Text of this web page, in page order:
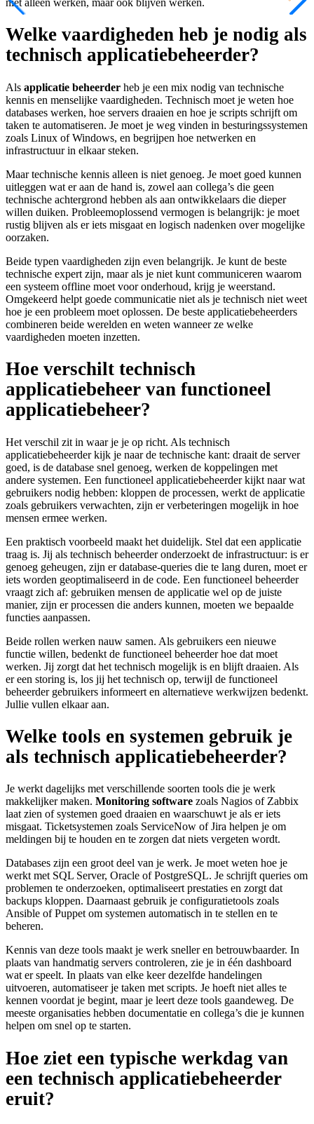
Welke vaardigheden heb je nodig als
technisch applicatiebeheerder?
Als applicatie beheerder heb je een mix nodig van technische
kennis en menselijke vaardigheden. Technisch moet je weten hoe
databases werken, hoe servers draaien en hoe je scripts schrijft om
taken te automatiseren. Je moet je weg vinden in besturingssystemen
zoals Linux of Windows, en begrijpen hoe netwerken en
infrastructuur in elkaar steken.
Maar technische kennis alleen is niet genoeg. Je moet goed kunnen
uitleggen wat er aan de hand is, zowel aan collega’s die geen
technische achtergrond hebben als aan ontwikkelaars die dieper
willen duiken. Probleemoplossend vermogen is belangrijk: je moet
rustig blijven als er iets misgaat en logisch nadenken over mogelijke
oorzaken.
Beide typen vaardigheden zijn even belangrijk. Je kunt de beste
technische expert zijn, maar als je niet kunt communiceren waarom
een systeem offline moet voor onderhoud, krijg je weerstand.
Omgekeerd helpt goede communicatie niet als je technisch niet weet
hoe je een probleem moet oplossen. De beste applicatiebeheerders
combineren beide werelden en weten wanneer ze welke
vaardigheden moeten inzetten.
Hoe verschilt technisch
applicatiebeheer van functioneel
applicatiebeheer?
Het verschil zit in waar je je op richt. Als technisch
applicatiebeheerder kijk je naar de technische kant: draait de server
goed, is de database snel genoeg, werken de koppelingen met
andere systemen. Een functioneel applicatiebeheerder kijkt naar wat
gebruikers nodig hebben: kloppen de processen, werkt de applicatie
zoals gebruikers verwachten, zijn er verbeteringen mogelijk in hoe
mensen ermee werken.
Een praktisch voorbeeld maakt het duidelijk. Stel dat een applicatie
traag is. Jij als technisch beheerder onderzoekt de infrastructuur: is er
genoeg geheugen, zijn er database-queries die te lang duren, moet er
iets worden geoptimaliseerd in de code. Een functioneel beheerder
vraagt zich af: gebruiken mensen de applicatie wel op de juiste
manier, zijn er processen die anders kunnen, moeten we bepaalde
functies aanpassen.
Beide rollen werken nauw samen. Als gebruikers een nieuwe
functie willen, bedenkt de functioneel beheerder hoe dat moet
werken. Jij zorgt dat het technisch mogelijk is en blijft draaien. Als
er een storing is, los jij het technisch op, terwijl de functioneel
beheerder gebruikers informeert en alternatieve werkwijzen bedenkt.
Jullie vullen elkaar aan.
Welke tools en systemen gebruik je
als technisch applicatiebeheerder?
Je werkt dagelijks met verschillende soorten tools die je werk
makkelijker maken. Monitoring software zoals Nagios of Zabbix
laat zien of systemen goed draaien en waarschuwt je als er iets
misgaat. Ticketsystemen zoals ServiceNow of Jira helpen je om
meldingen bij te houden en te zorgen dat niets vergeten wordt.
Databases zijn een groot deel van je werk. Je moet weten hoe je
werkt met SQL Server, Oracle of PostgreSQL. Je schrijft queries om
problemen te onderzoeken, optimaliseert prestaties en zorgt dat
backups kloppen. Daarnaast gebruik je configuratietools zoals
Ansible of Puppet om systemen automatisch in te stellen en te
beheren.
Kennis van deze tools maakt je werk sneller en betrouwbaarder. In
plaats van handmatig servers controleren, zie je in één dashboard
wat er speelt. In plaats van elke keer dezelfde handelingen
uitvoeren, automatiseer je taken met scripts. Je hoeft niet alles te
kennen voordat je begint, maar je leert deze tools gaandeweg. De
meeste organisaties hebben documentatie en collega’s die je kunnen
helpen om snel op te starten.
Hoe ziet een typische werkdag van
een technisch applicatiebeheerder
eruit?